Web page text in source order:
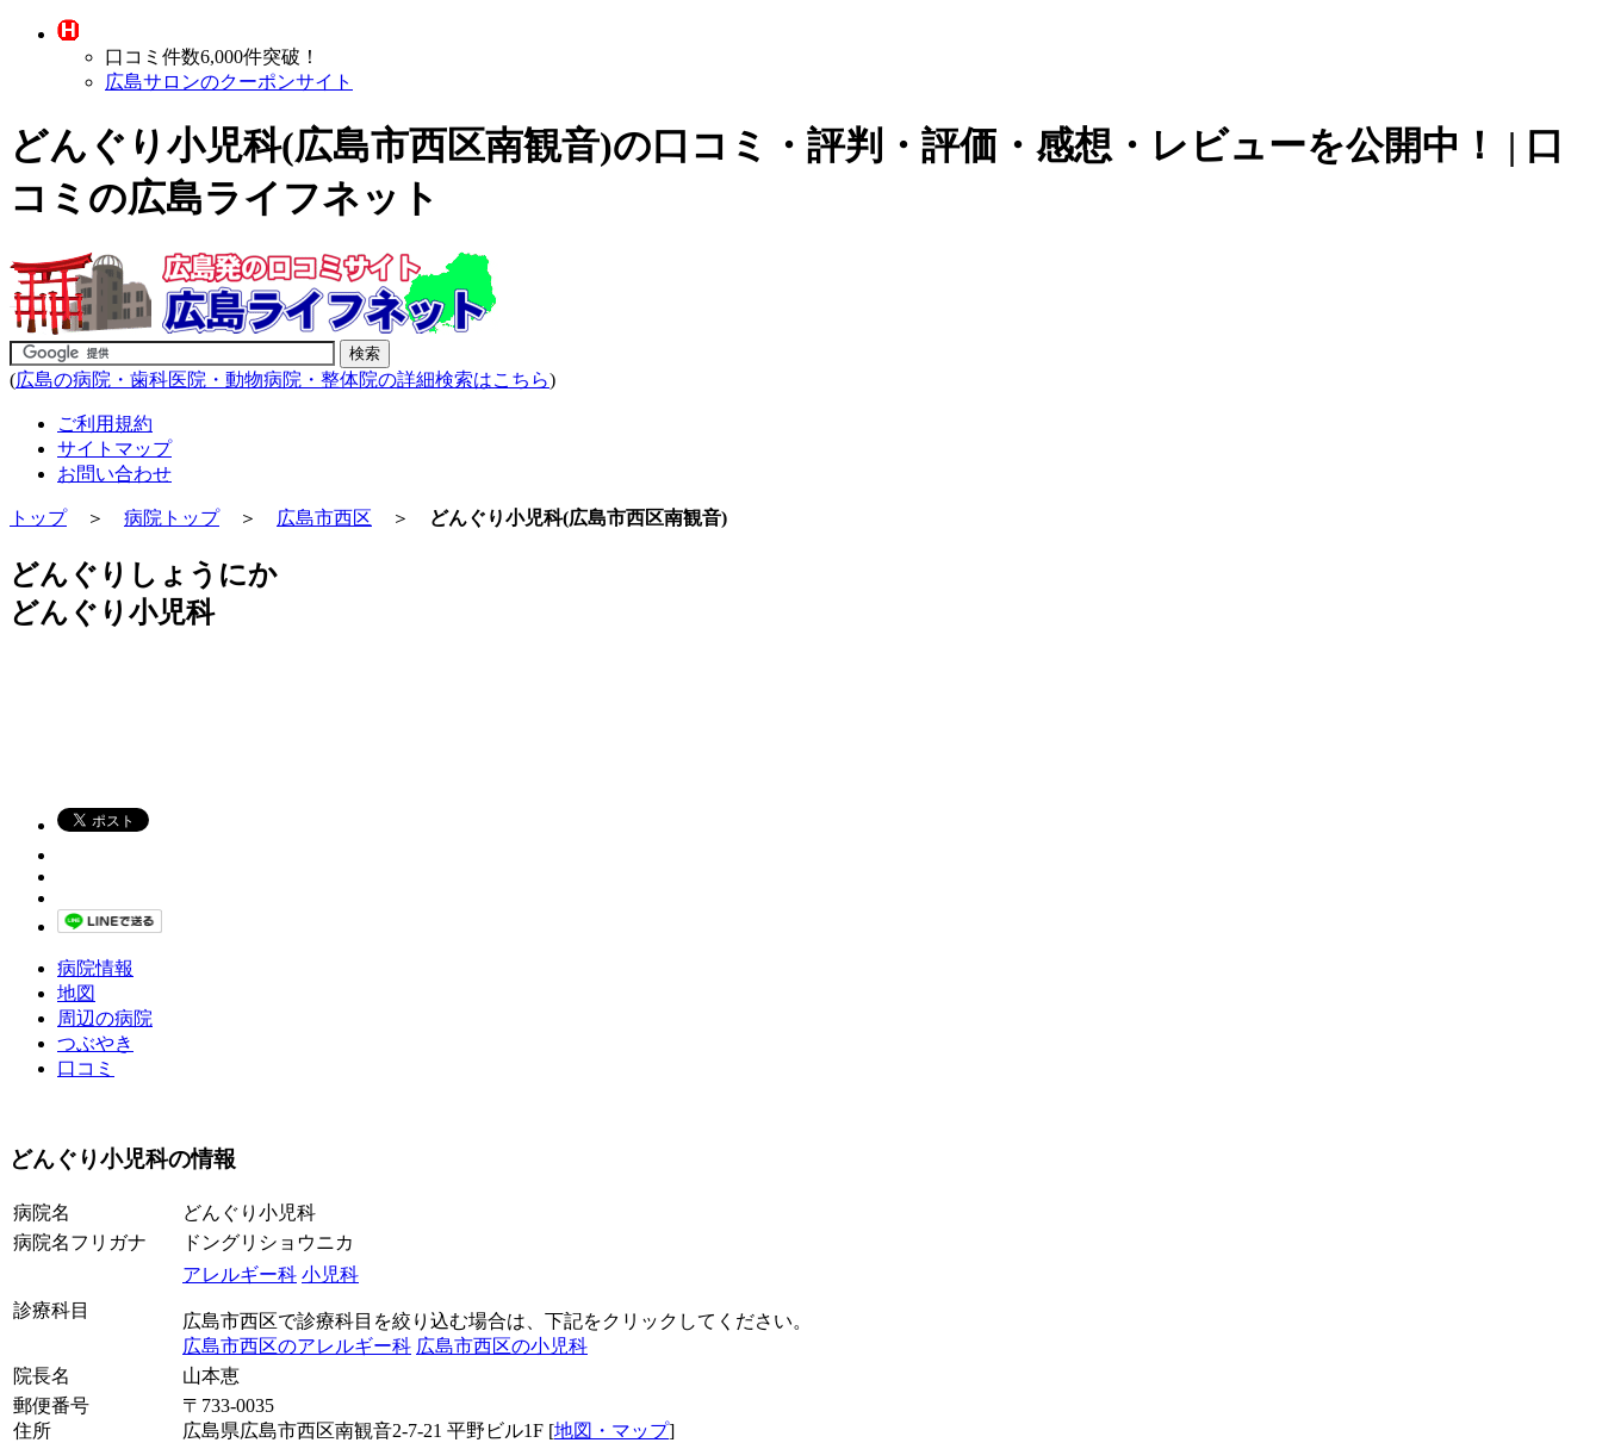
口コミ件数6,000件突破！
広島サロンのクーポンサイト
どんぐり小児科(広島市西区南観音)の口コミ・評判・評価・感想・レビューを公開中！ | 口
コミの広島ライフネット
(広島の病院・歯科医院・動物病院・整体院の詳細検索はこちら)
ご利用規約
サイトマップ
お問い合わせ
トップ＞ 病院トップ＞ 広島市西区 ＞ どんぐり小児科(広島市西区南観音)
どんぐりしょうにか
どんぐり小児科
病院情報
地図
周辺の病院
つぶやき
口コミ
どんぐり小児科の情報
病院名
どんぐり小児科
病院名フリガナ
ドングリショウニカ
診療科目
アレルギー科 小児科
広島市西区で診療科目を絞り込む場合は、下記をクリックしてください。
広島市西区のアレルギー科 広島市西区の小児科
院長名
山本恵
郵便番号
住所
〒733-0035
広島県広島市西区南観音2-7-21 平野ビル1F [地図・マップ]